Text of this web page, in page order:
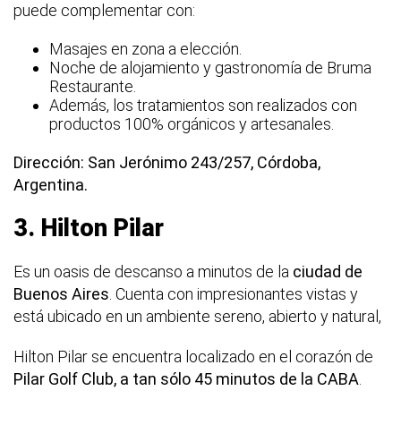
puede complementar con:
Masajes en zona a elección.
Noche de alojamiento y gastronomía de Bruma
Restaurante.
Además, los tratamientos son realizados con
productos 100% orgánicos y artesanales.
Dirección: San Jerónimo 243/257, Córdoba,
Argentina.
3. Hilton Pilar
Es un oasis de descanso a minutos de la ciudad de
Buenos Aires . Cuenta con impresionantes vistas y
está ubicado en un ambiente sereno, abierto y natural,
Hilton Pilar se encuentra localizado en el corazón de
Pilar Golf Club, a tan sólo 45 minutos de la CABA